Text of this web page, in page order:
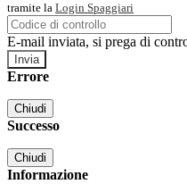
tramite la Login Spaggiari
E-mail inviata, si prega di
Errore
Chiudi
Successo
Chiudi
Informazione